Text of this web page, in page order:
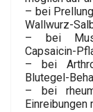
– bei
Wallwurz-
– bei
Capsaicin-
– bei
Blutegel-
– bei